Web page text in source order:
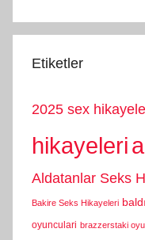
Etiketler
2025 sex
hikayeleri
Aldatanlar Seks
Bakire Seks Hikayeleri
oyunculari brazzerstaki